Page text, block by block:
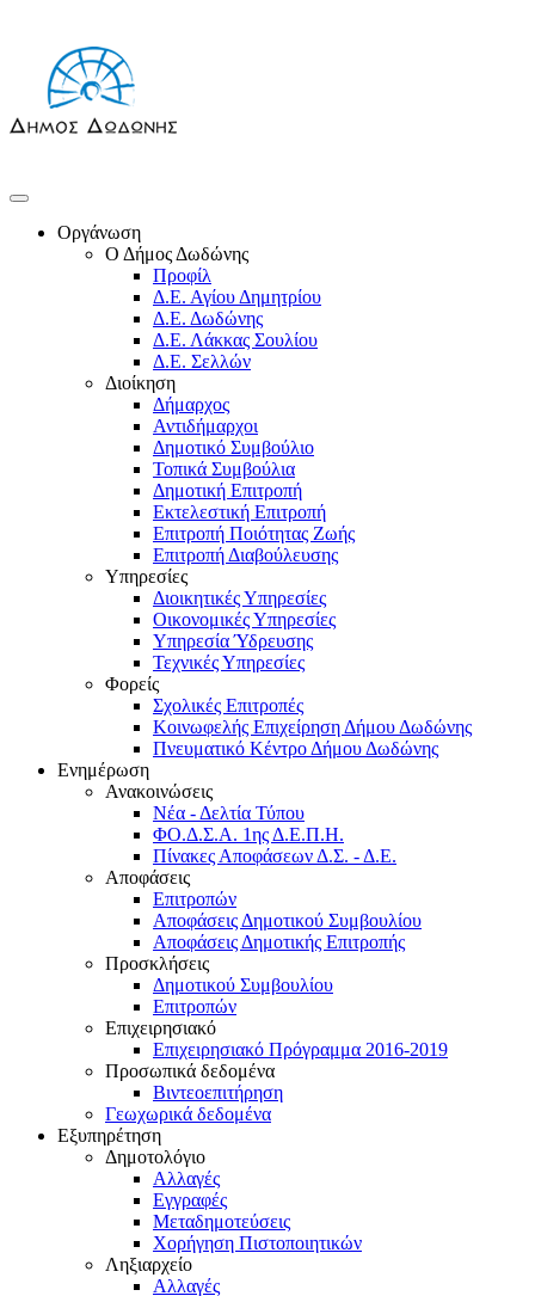
Οργάνωση
Ο Δήμος Δωδώνης
Προφίλ
Δ.Ε. Αγίου Δημητρίου
Δ.Ε. Δωδώνης
Δ.Ε. Λάκκας Σουλίου
Δ.Ε. Σελλών
Διοίκηση
Δήμαρχος
Αντιδήμαρχοι
Δημοτικό Συμβούλιο
Τοπικά Συμβούλια
Δημοτική Επιτροπή
Εκτελεστική Επιτροπή
Επιτροπή Ποιότητας Ζωής
Επιτροπή Διαβούλευσης
Υπηρεσίες
Διοικητικές Υπηρεσίες
Οικονομικές Υπηρεσίες
Υπηρεσία Ύδρευσης
Τεχνικές Υπηρεσίες
Φορείς
Σχολικές Επιτροπές
Κοινωφελής Επιχείρηση Δήμου Δωδώνης
Πνευματικό Κέντρο Δήμου Δωδώνης
Ενημέρωση
Ανακοινώσεις
Νέα - Δελτία Τύπου
ΦΟ.Δ.Σ.Α. 1ης Δ.Ε.Π.Η.
Πίνακες Αποφάσεων Δ.Σ. - Δ.Ε.
Αποφάσεις
Επιτροπών
Αποφάσεις Δημοτικού Συμβουλίου
Αποφάσεις Δημοτικής Επιτροπής
Προσκλήσεις
Δημοτικού Συμβουλίου
Επιτροπών
Επιχειρησιακό
Επιχειρησιακό Πρόγραμμα 2016-2019
Προσωπικά δεδομένα
Βιντεοεπιτήρηση
Γεωχωρικά δεδομένα
Εξυπηρέτηση
Δημοτολόγιο
Αλλαγές
Εγγραφές
Μεταδημοτεύσεις
Χορήγηση Πιστοποιητικών
Ληξιαρχείο
Αλλαγές